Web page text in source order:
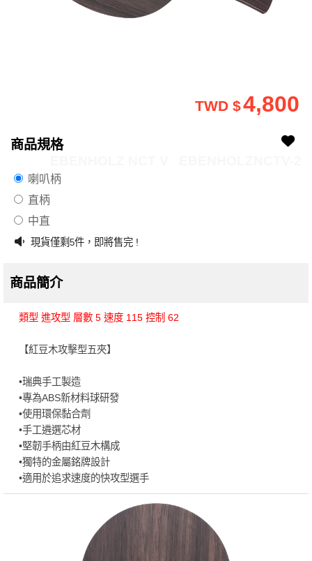
4,800
TWD $
商品規格
喇叭柄
直柄
中直
現貨僅剩 5件，即將售完 !
商品簡介
類型 進攻型 層數 5 速度 115 控制 62
【紅豆木攻擊型五夾】
•瑞典手工製造
•專為ABS新材料球研發
•使用環保黏合劑
•手工遴選芯材
•堅韌手柄由紅豆木構成
•獨特的金屬銘牌設計
•適用於追求速度的快攻型選手